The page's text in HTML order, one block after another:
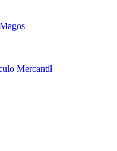
Mercantil